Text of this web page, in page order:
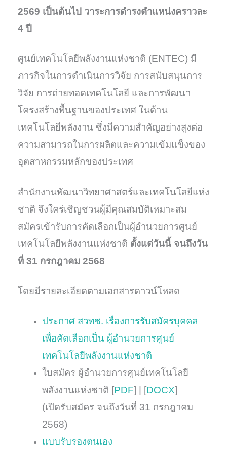
2569 เป็นต้นไป วาระการดำรงตำแหน่งคราวละ
4 ปี
ศูนย์เทคโนโลยีพลังงานแห่งชาติ (ENTEC) มี
ภารกิจในการดำเนินการวิจัย การสนับสนุนการ
วิจัย การถ่ายทอดเทคโนโลยี และการพัฒนา
โครงสร้างพื้นฐานของประเทศ ในด้าน
เทคโนโลยีพลังงาน ซึ่งมีความสำคัญอย่างสูงต่อ
ความสามารถในการผลิตและความเข้มแข็งของ
อุตสาหกรรมหลักของประเทศ
สำนักงานพัฒนาวิทยาศาสตร์และเทคโนโลยีแห่ง
ชาติ จึงใคร่เชิญชวนผู้มีคุณสมบัติเหมาะสม
สมัครเข้ารับการคัดเลือกเป็นผู้อำนวยการศูนย์
เทคโนโลยีพลังงานแห่งชาติ ตั้งแต่วันนี้ จนถึงวัน
ที่ 31 กรกฎาคม 2568
โดยมีรายละเอียดตามเอกสารดาวน์โหลด
ประกาศ สวทช. เรื่องการรับสมัครบุคคล
เพื่อคัดเลือกเป็น ผู้อำนวยการศูนย์
เทคโนโลยีพลังงานแห่งชาติ
ใบสมัคร ผู้อำนวยการศูนย์เทคโนโลยี
พลังงานแห่งชาติ [PDF] | [DOCX]
(เปิดรับสมัคร จนถึงวันที่ 31 กรกฎาคม
2568)
แบบรับรองตนเอง